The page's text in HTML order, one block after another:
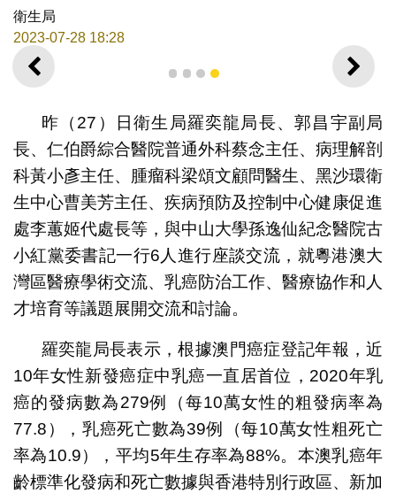
衛生局
2023-07-28 18:28
上一則 下一
古小紅黨委書記發言
1 2 3 4
昨（27）日衛生局羅奕龍局長、郭昌宇副局
長、仁伯爵綜合醫院普通外科蔡念主任、病理解剖
科黃小彥主任、腫瘤科梁頌文顧問醫生、黑沙環衛
生中心曹美芳主任、疾病預防及控制中心健康促進
處李蕙姬代處長等，與中山大學孫逸仙紀念醫院古
小紅黨委書記一行6人進行座談交流，就粵港澳大
灣區醫療學術交流、乳癌防治工作、醫療協作和人
才培育等議題展開交流和討論。
羅奕龍局長表示，根據澳門癌症登記年報，近
10年女性新發癌症中乳癌一直居首位，2020年乳
癌的發病數為279例（每10萬女性的粗發病率為
77.8），乳癌死亡數為39例（每10萬女性粗死亡
率為10.9），平均5年生存率為88%。本澳乳癌年
齡標準化發病和死亡數據與香港特別行政區、新加